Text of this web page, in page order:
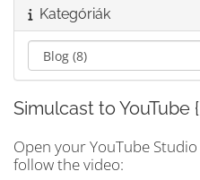
Kategóriák
Simulcast to YouTube
Open your YouTube
follow the video: